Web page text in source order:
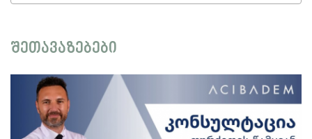
შეთავაზებები